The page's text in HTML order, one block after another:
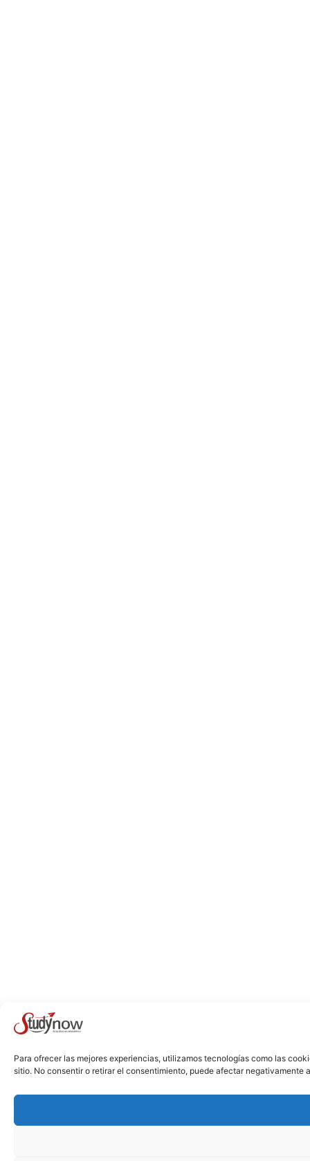
Para ofrecer las mejores experiencias, utilizamos tecnologías como las
sitio. No consentir o retirar el consentimiento, puede afectar negativamente